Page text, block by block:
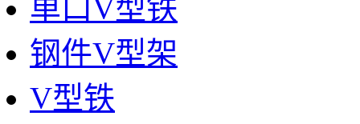
单口V型铁
钢件V型架
V型铁